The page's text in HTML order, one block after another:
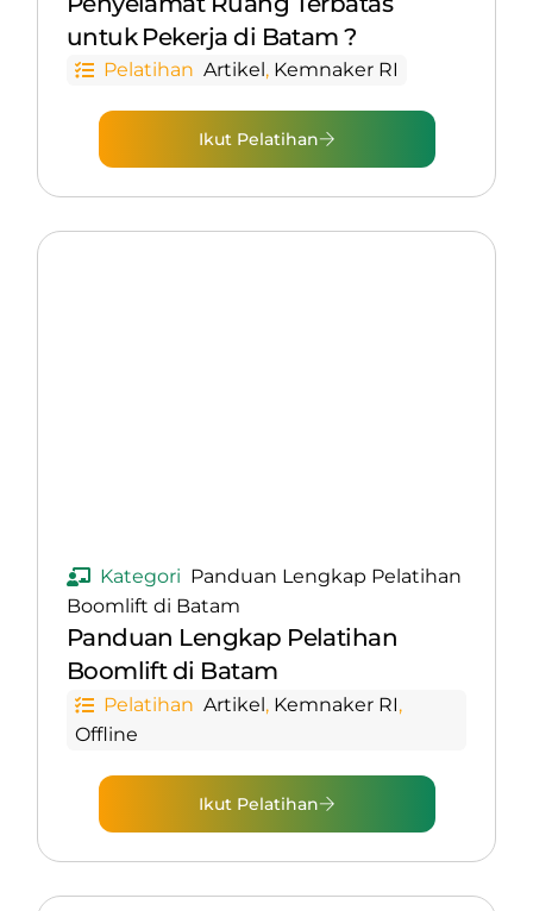
untuk Pekerja di Batam ?
Pelatihan Artikel, Kemnaker RI
Ikut Pelatihan
Kategori Panduan Lengkap Pelatihan
Boomlift di Batam
Panduan Lengkap Pelatihan
Boomlift di Batam
Pelatihan Artikel, Kemnaker RI,
Offline
Ikut Pelatihan